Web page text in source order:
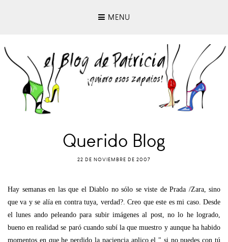
MENU
Querido Blog
22 DE NOVIEMBRE DE 2007
Hay semanas en las que el Diablo no sólo se viste de Prada /Zara, sino
que va y se alía en contra tuya, verdad?. Creo que este es mi caso. Desde
el lunes ando peleando para subir imágenes al post, no lo he logrado,
bueno en realidad se paró cuando subí la que muestro y aunque ha habido
momentos en que he perdido la paciencia aplico el " si no puedes con tú